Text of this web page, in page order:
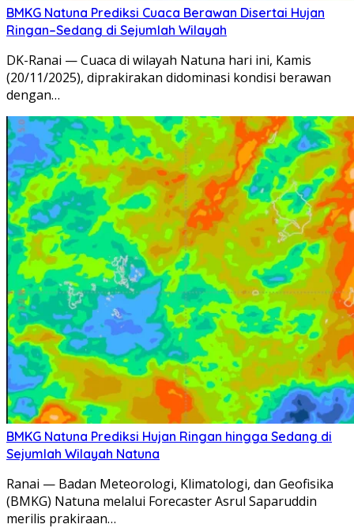
BMKG Natuna Prediksi Cuaca Berawan Disertai Hujan
Ringan–Sedang di Sejumlah Wilayah
DK-Ranai — Cuaca di wilayah Natuna hari ini, Kamis
(20/11/2025), diprakirakan didominasi kondisi berawan
dengan…
BMKG Natuna Prediksi Hujan Ringan hingga Sedang di
Sejumlah Wilayah Natuna
Ranai — Badan Meteorologi, Klimatologi, dan Geofisika
(BMKG) Natuna melalui Forecaster Asrul Saparuddin
merilis prakiraan…